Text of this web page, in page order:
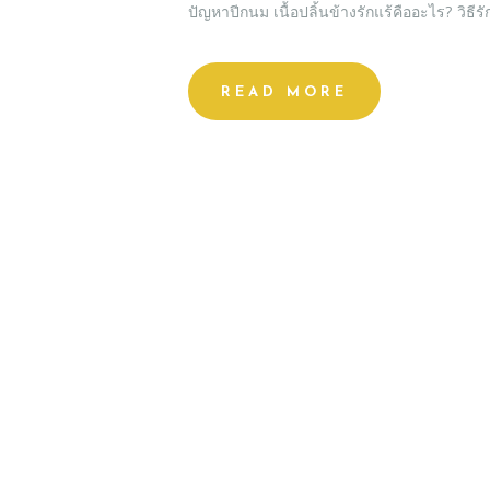
ปัญหาปีกนม เนื้อปลิ้นข้างรักแร้คืออะไร? วิธีรั
READ MORE